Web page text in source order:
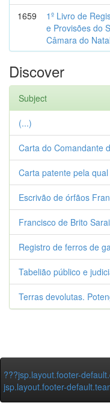
1659
1º Livro de
e Provisões do
Câmara do
Discover
Subject
(...)
Carta do Comandante
Carta patente pela
Escrivão de órfãos
Francisco de Brito
Registro de ferros de
Tabelião público e
Terras devolutas.
???jsp.layout.footer-
jsp.layout.footer-